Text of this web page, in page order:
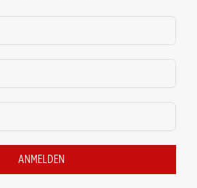
ANMELDEN